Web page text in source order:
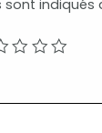
indiqués